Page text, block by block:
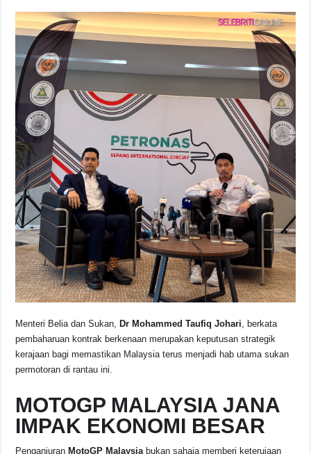
Menteri Belia dan Sukan, Dr Mohammed Taufiq Johari, berkata
pembaharuan kontrak berkenaan merupakan keputusan strategik
kerajaan bagi memastikan Malaysia terus menjadi hab utama sukan
permotoran di rantau ini.
MOTOGP MALAYSIA JANA
IMPAK EKONOMI BESAR
Penganjuran MotoGP Malaysiabukan sahaja memberi keterujaan